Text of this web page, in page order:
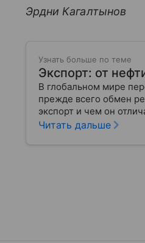
Эрдни Кагалтынов
Узнать больше по теме
Экспорт: от
В глобальном мире
прежде всего обмен
экспорт и чем он
Читать дальше